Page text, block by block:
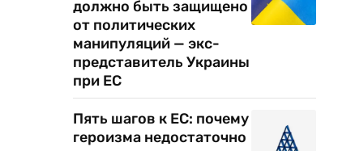
должно быть защищено
от политических
манипуляций — экс-
представитель Украины
при ЕС
Пять шагов к ЕС: почему
героизма недостаточно